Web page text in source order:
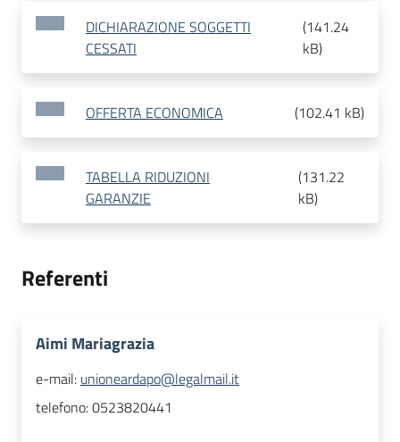
DICHIARAZIONE SOGGETTI
CESSATI
(141.24
kB)
OFFERTA ECONOMICA (102.41 kB)
TABELLA RIDUZIONI
GARANZIE
(131.22
kB)
Referenti
Aimi Mariagrazia
e-mail: unioneardapo@legalmail.it
telefono:0523820441